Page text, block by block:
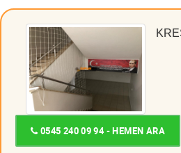
0545 240 09 94 - HEMEN ARA